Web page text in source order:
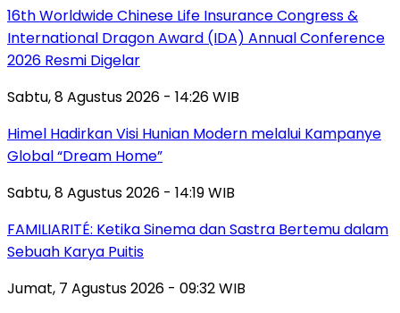
16th Worldwide Chinese Life Insurance Congress &
International Dragon Award (IDA) Annual Conference
2026 Resmi Digelar
Sabtu, 8 Agustus 2026 - 14:26 WIB
Himel Hadirkan Visi Hunian Modern melalui Kampanye
Global “Dream Home”
Sabtu, 8 Agustus 2026 - 14:19 WIB
FAMILIARITÉ: Ketika Sinema dan Sastra Bertemu dalam
Sebuah Karya Puitis
Jumat, 7 Agustus 2026 - 09:32 WIB